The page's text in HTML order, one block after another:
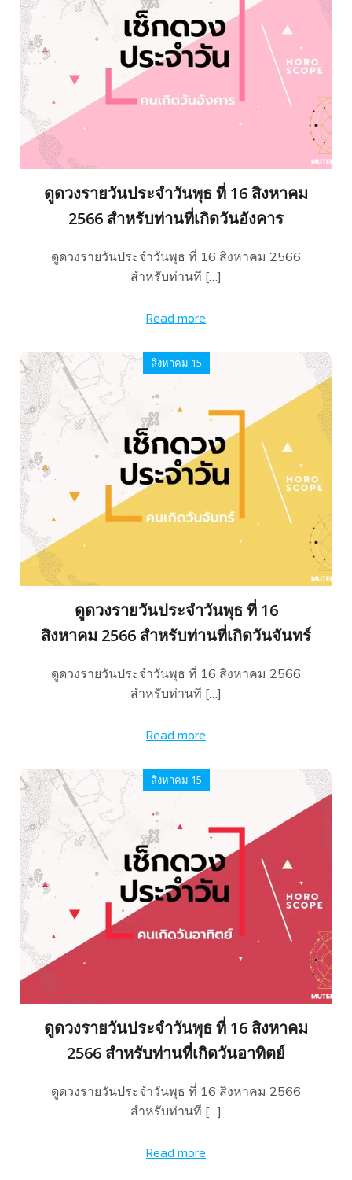
ดูดวงรายวันประจำวันพุธ ที่ 16 สิงหาคม
2566 สำหรับท่านที่เกิดวันอังคาร
ดูดวงรายวันประจำวันพุธ ที่ 16 สิงหาคม 2566
สำหรับท่านที […]
Read more
สิงหาคม 15
ดูดวงรายวันประจำวันพุธ ที่ 16
สิงหาคม 2566 สำหรับท่านที่เกิดวันจันทร์
ดูดวงรายวันประจำวันพุธ ที่ 16 สิงหาคม 2566
สำหรับท่านที […]
Read more
สิงหาคม 15
ดูดวงรายวันประจำวันพุธ ที่ 16 สิงหาคม
2566 สำหรับท่านที่เกิดวันอาทิตย์
ดูดวงรายวันประจำวันพุธ ที่ 16 สิงหาคม 2566
สำหรับท่านที […]
Read more